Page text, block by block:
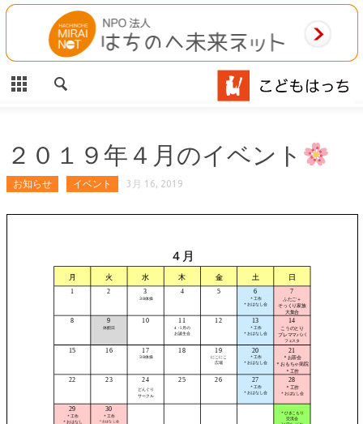
CLOSE
HOME
相談事業
２０１９年４月のイベント
お知らせ イベント 3月 16, 2019